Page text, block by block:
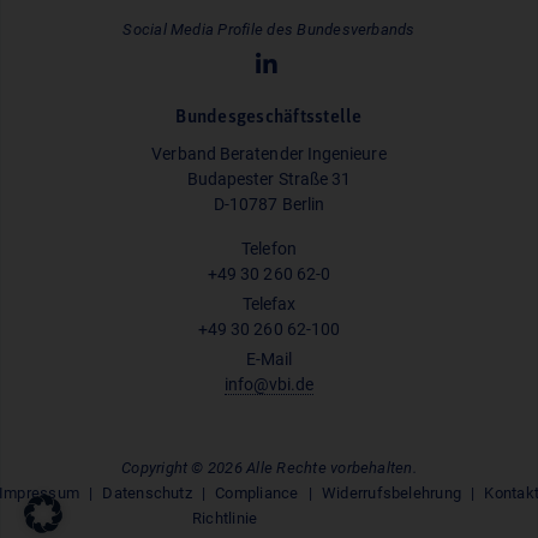
Social Media Profile des Bundesverbands
Bundesgeschäftsstelle
Verband Beratender Ingenieure
Budapester Straße 31
D-10787 Berlin
Telefon
+49 30 260 62-0
Telefax
+49 30 260 62-100
E-Mail
info@vbi.de
Copyright © 2026 Alle Rechte vorbehalten.
Datenschutz
Compliance
Richtlinie
Widerrufsbelehrung